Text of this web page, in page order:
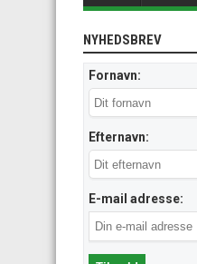
NYHEDSBREV
Fornavn:
Efternavn:
E-mail adresse: